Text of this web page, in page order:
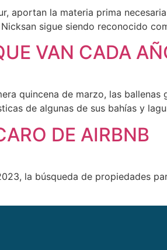
aportan la materia prima
sigue siendo reconocido
VAN CADA
quincena de marzo, las
de algunas de sus bahías y
DE AIRBNB
la búsqueda de propiedades